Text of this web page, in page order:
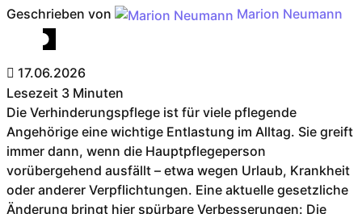
Geschrieben von Marion Neumann
17.06.2026
Lesezeit 3 Minuten
Die Verhinderungspflege ist für viele pflegende
Angehörige eine wichtige Entlastung im Alltag. Sie greift
immer dann, wenn die Hauptpflegeperson
vorübergehend ausfällt – etwa wegen Urlaub, Krankheit
oder anderer Verpflichtungen. Eine aktuelle gesetzliche
Änderung bringt hier spürbare Verbesserungen: Die